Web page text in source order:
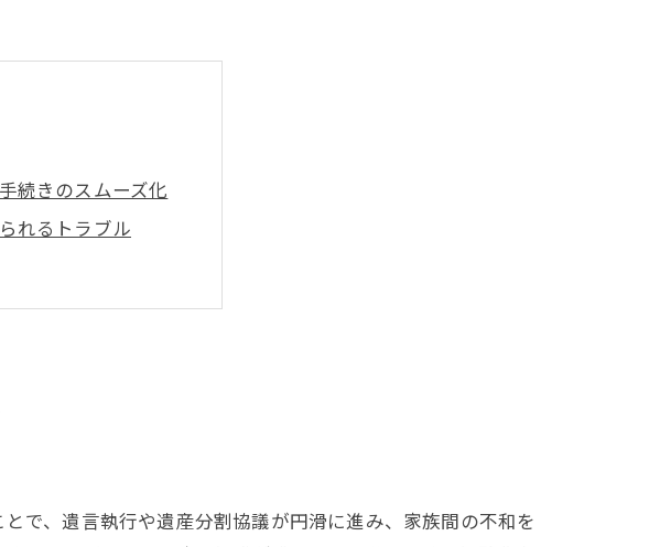
続きのスムーズ化
れるトラブル
影響
メリット
教訓
法
ポイント
で、遺言執行や遺産分割協議が円滑に進み、家族間の不和を